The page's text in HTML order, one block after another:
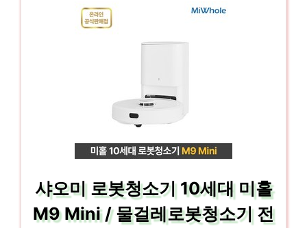
샤오미 로봇청소기 10세대 미홀
M9 Mini / 물걸레로봇청소기 전